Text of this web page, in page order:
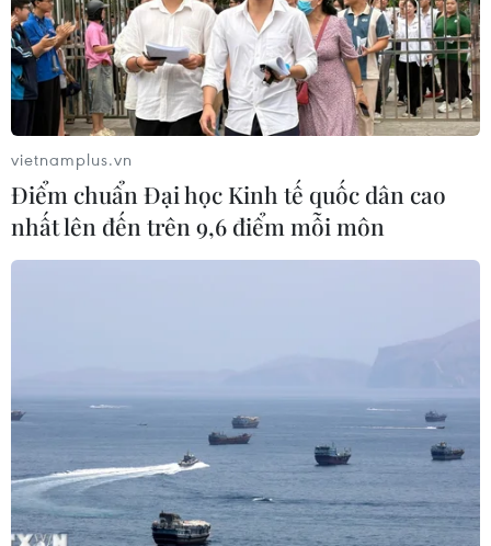
LHQ kêu gọi EU hành động ngăn cản kế
đã kêu gọi EU đưa ra các cảnh báo phản đối kế hoạch
của Israel sáp nhập các khu vực Bờ Tây bị chiếm đóng
cùng "một loạt các biện pháp ngăn chặn."
vietnamplus.vn
Điểm chuẩn Đại học Kinh tế quốc dân cao
nhất lên đến trên 9,6 điểm mỗi môn